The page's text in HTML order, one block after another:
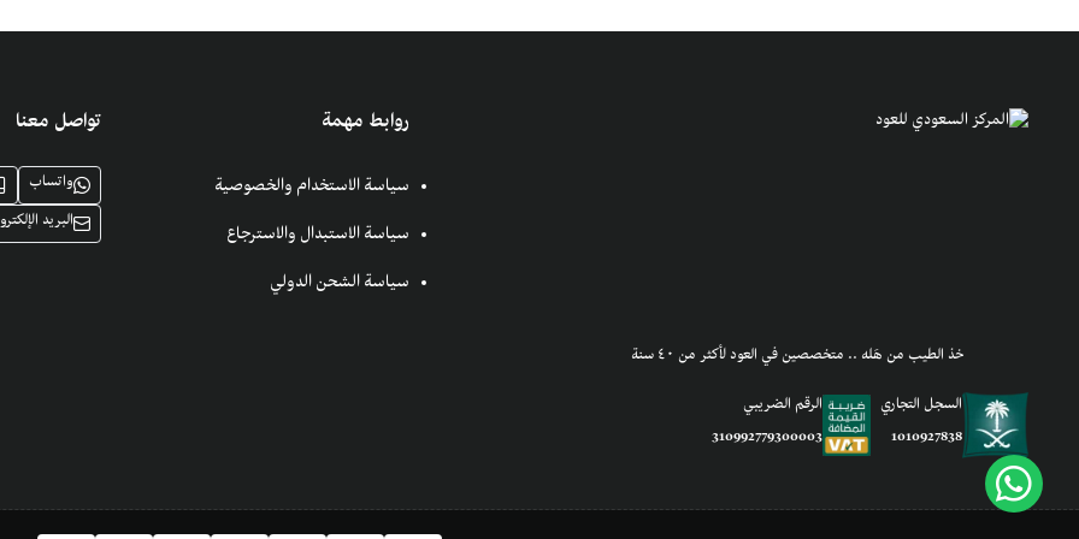
خذ الطيب من هَله .. متخصصين في العود لأكثر من ٤٠ سنة
السجل التجاري
1010927838
الرقم الضريبي
310992779300003
روابط مهمة
سياسة الاستخدام والخصوصية
سياسة الاستبدال والاسترجاع
سياسة الشحن الدولي
تواصل معنا
واتساب
البريد